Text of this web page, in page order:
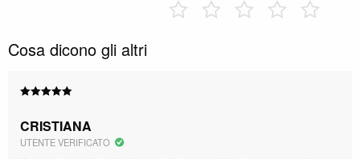
Cosa dicono gli altri
su 5
CRISTIANA
UTENTE VERIFICATO